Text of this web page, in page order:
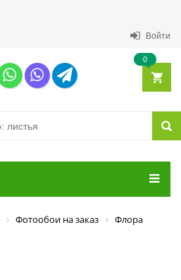
Войти
0
Фотообои на заказ
Флора